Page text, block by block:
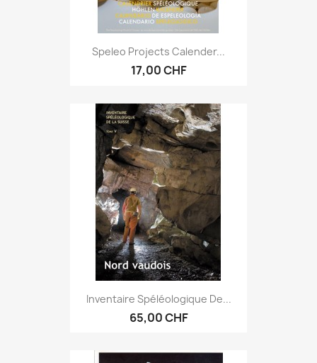
Speleo Projects Calender...
17,00 CHF
Inventaire Spéléologique De...
65,00 CHF